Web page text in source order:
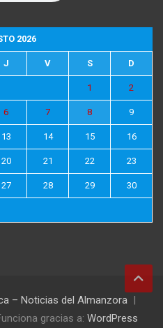
2026
J V S D
1 2
6 7 8 9
13 14 15 16
20 21 22 23
27 28 29 30
– Noticias del Almanzora
gracias a: WordPress